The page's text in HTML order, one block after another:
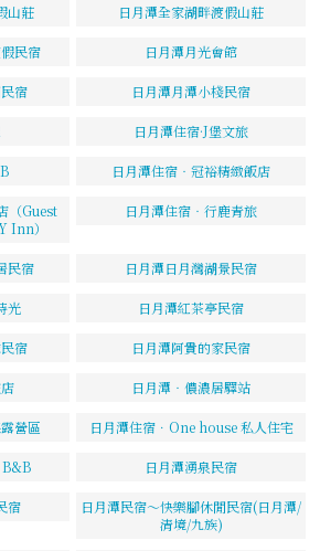
山莊 日月潭全家湖畔渡假山莊
民宿 日月潭月光會館
宿 日月潭月潭小棧民宿
日月潭住宿·J堡文旅
日月潭住宿‧冠裕精緻飯店
（Guest
Inn）
日月潭住宿‧行鹿青旅
民宿 日月潭日月灣湖景民宿
光 日月潭紅茶亭民宿
宿 日月潭阿貴的家民宿
日月潭‧儂濃居驛站
營區 日月潭住宿．One house 私人住宅
B&B 日月潭湧泉民宿
宿
日月潭民宿～快樂腳休閒民宿(日月潭/
清境/九族)